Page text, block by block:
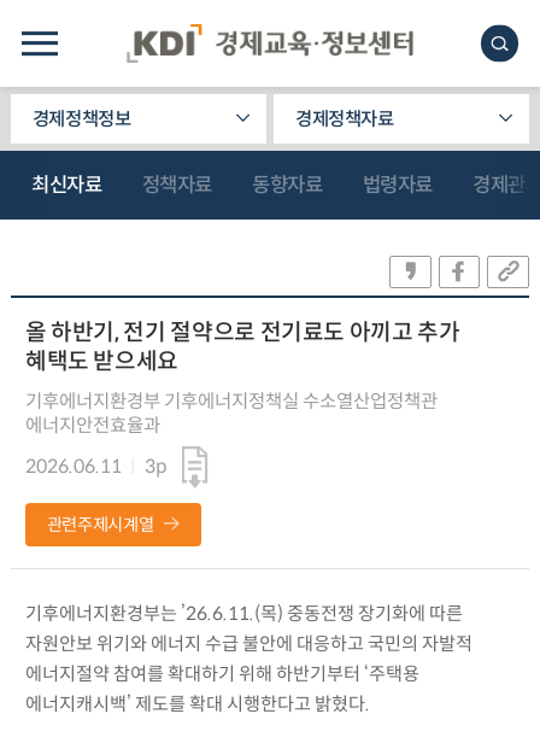
경제정책정보 경제정책자료
최신자료 정책자료 동향자료 법령자료 경제관
올 하반기, 전기 절약으로 전기료도 아끼고 추가
혜택도 받으세요
기후에너지환경부 기후에너지정책실 수소열산업정책관
에너지안전효율과
2026.06.11
3p
관련주제시계열
기후에너지환경부는 ’26.6.11.(목) 중동전쟁 장기화에 따른
자원안보 위기와 에너지 수급 불안에 대응하고 국민의 자발적
에너지절약 참여를 확대하기 위해 하반기부터 ‘주택용
에너지캐시백’ 제도를 확대 시행한다고 밝혔다.